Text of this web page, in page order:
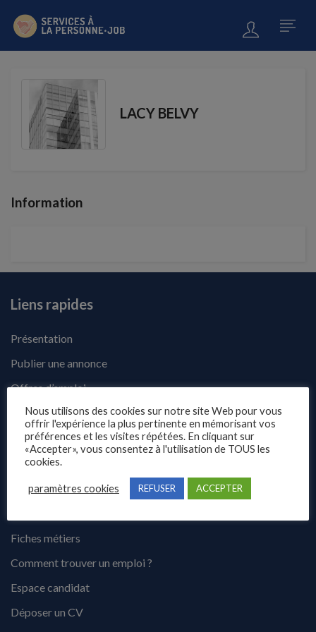
LACY BELVY
Information
Liens rapides
Présentation
Publier une annonce
Offres d’emploi
Questions fréquentes
Blog
Contact
Fiches métiers
Comment trouver un emploi ?
Espace candidat
Déposer un CV
Nous utilisons des cookies sur notre site Web pour vous
offrir l'expérience la plus pertinente en mémorisant vos
préférences et les visites répétées. En cliquant sur
«Accepter», vous consentez à l'utilisation de TOUS les
cookies.
paramètres cookies REFUSER ACCEPTER